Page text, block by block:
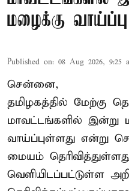
மழைக்கு வாய்ப்பு
Published on: 08 Aug 2026, 9:25
சென்னை,
தமிழகத்தில் மேற்கு
மாவட்டங்களில் இன்று
வாய்ப்புள்ளது என்று
மையம்
வெளியிடப்பட்டுள்ள